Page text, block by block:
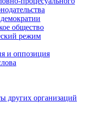
общество
режим
и оппозиция
других организаций